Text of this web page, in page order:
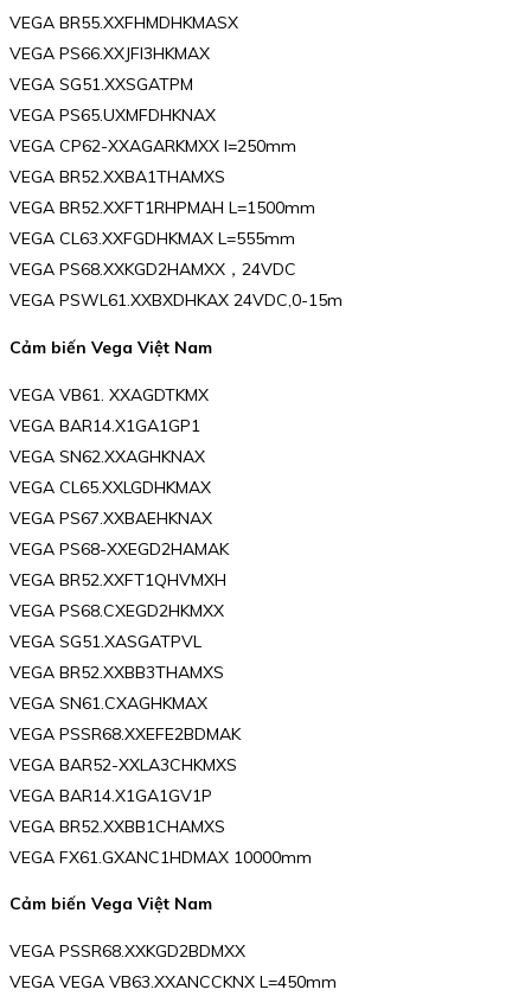
VEGA BR55.XXFHMDHKMASX
VEGA PS66.XXJFI3HKMAX
VEGA SG51.XXSGATPM
VEGA PS65.UXMFDHKNAX
VEGA CP62-XXAGARKMXX l=250mm
VEGA BR52.XXBA1THAMXS
VEGA BR52.XXFT1RHPMAH L=1500mm
VEGA CL63.XXFGDHKMAX L=555mm
VEGA PS68.XXKGD2HAMXX，24VDC
VEGA PSWL61.XXBXDHKAX 24VDC,0-15m
Cảm biến Vega Việt Nam
VEGA VB61. XXAGDTKMX
VEGA BAR14.X1GA1GP1
VEGA SN62.XXAGHKNAX
VEGA CL65.XXLGDHKMAX
VEGA PS67.XXBAEHKNAX
VEGA PS68-XXEGD2HAMAK
VEGA BR52.XXFT1QHVMXH
VEGA PS68.CXEGD2HKMXX
VEGA SG51.XASGATPVL
VEGA BR52.XXBB3THAMXS
VEGA SN61.CXAGHKMAX
VEGA PSSR68.XXEFE2BDMAK
VEGA BAR52-XXLA3CHKMXS
VEGA BAR14.X1GA1GV1P
VEGA BR52.XXBB1CHAMXS
VEGA FX61.GXANC1HDMAX 10000mm
Cảm biến Vega Việt Nam
VEGA PSSR68.XXKGD2BDMXX
VEGA VEGA VB63.XXANCCKNX L=450mm